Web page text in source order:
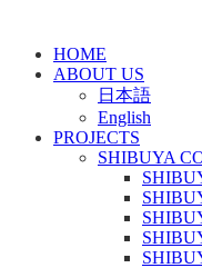
HOME
ABOUT US
日本語
English
PROJECTS
SHIBUYA